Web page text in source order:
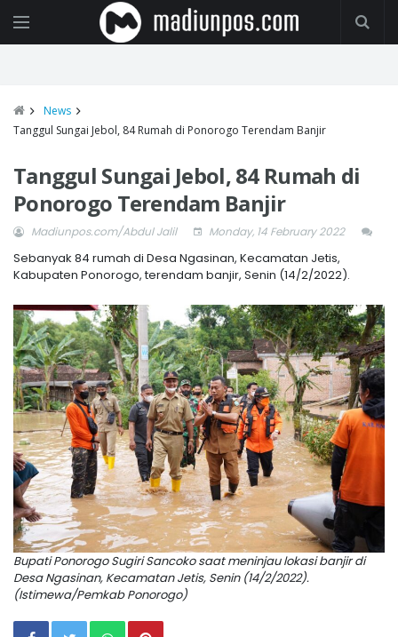
News
Tanggul Sungai Jebol, 84 Rumah di Ponorogo Terendam Banjir
Tanggul Sungai Jebol, 84 Rumah di
Ponorogo Terendam Banjir
Madiunpos.com/Abdul Jalil Monday, 14 February 2022
Sebanyak 84 rumah di Desa Ngasinan, Kecamatan Jetis,
Kabupaten Ponorogo, terendam banjir, Senin (14/2/2022).
Bupati Ponorogo Sugiri Sancoko saat meninjau lokasi banjir di
Desa Ngasinan, Kecamatan Jetis, Senin (14/2/2022).
(Istimewa/Pemkab Ponorogo)